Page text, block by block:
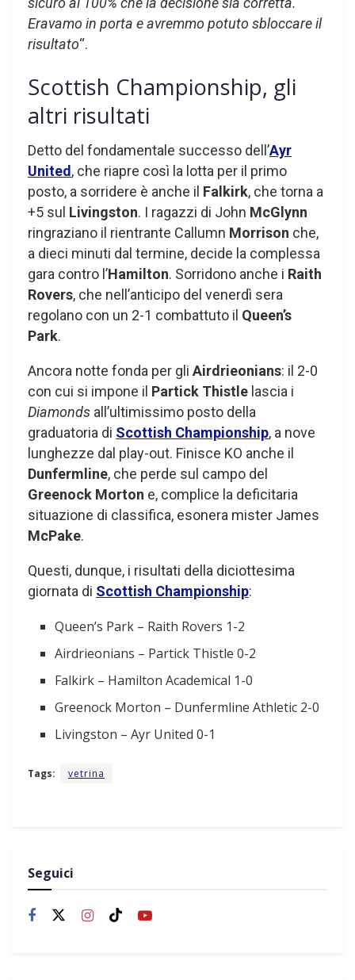
Eravamo in porta e avremmo potuto sbloccare il
risultato“.
Scottish Championship, gli
altri risultati
Detto del fondamentale successo dell’Ayr
United, che riapre così la lotta per il primo
posto, a sorridere è anche il Falkirk, che torna a
+5 sul Livingston. I ragazzi di John McGlynn
ringraziano il rientrante Callumn Morrison che,
a dieci minuti dal termine, decide la complessa
gara contro l’Hamilton. Sorridono anche i Raith
Rovers, che nell’anticipo del venerdì sera
regolano con un 2-1 combattuto il Queen’s
Park.
Ancora notte fonda per gli Airdrieonians: il 2-0
con cui si impone il Partick Thistle lascia i
Diamonds all’ultimissimo posto della
graduatoria di Scottish Championship, a nove
lunghezze dal play-out. Finisce KO anche il
Dunfermline, che perde sul campo del
Greenock Morton e, complice la deficitaria
situazione di classifica, esonera mister James
McPake.
Questi, dunque, i risultati della diciottesima
giornata di Scottish Championship:
Queen’s Park – Raith Rovers 1-2
Airdrieonians – Partick Thistle 0-2
Falkirk – Hamilton Academical 1-0
Greenock Morton – Dunfermline Athletic 2-0
Livingston – Ayr United 0-1
Tags: vetrina
Seguici